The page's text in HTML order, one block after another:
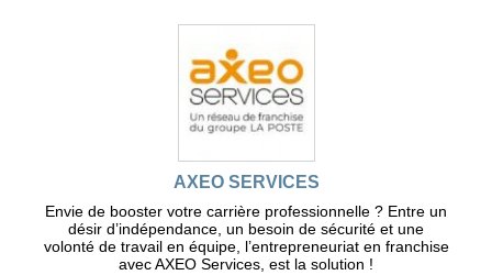
AXEO SERVICES
Envie de booster votre carrière professionnelle ? Entre un
désir d’indépendance, un besoin de sécurité et une
volonté de travail en équipe, l’entrepreneuriat en franchise
avec AXEO Services, est la solution !